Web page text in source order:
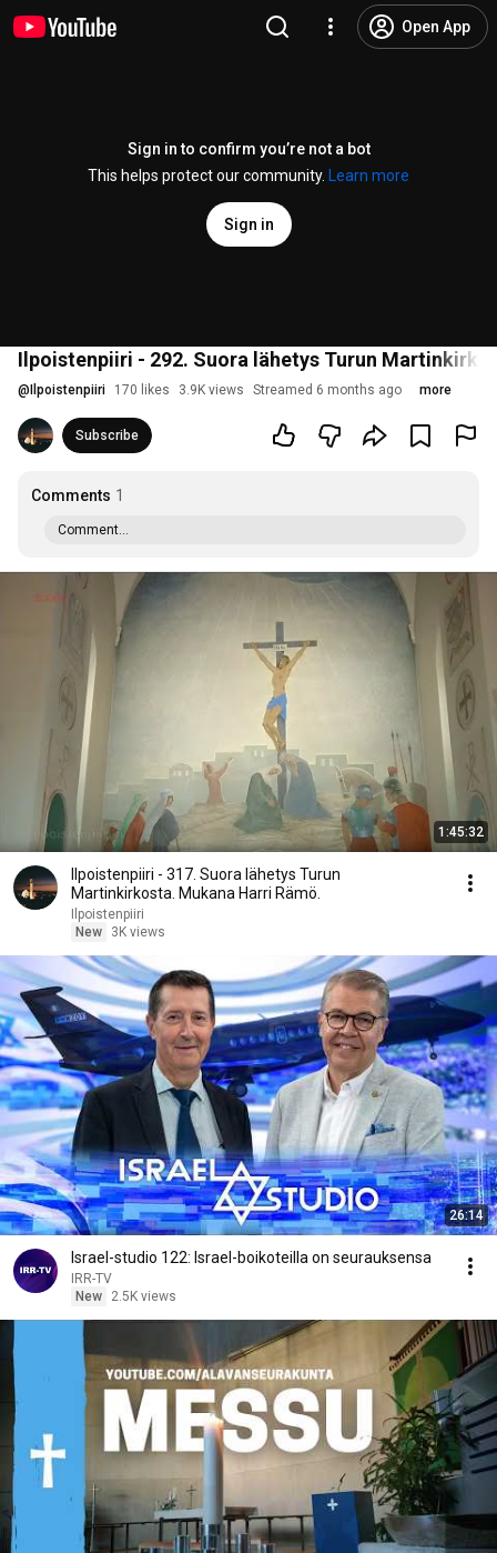
Open App
Sign in to confirm you’re not a bot
This helps protect our community.
Learn more
Sign in
Ilpoistenpiiri - 292. Suora lähetys Turun
@ Ilpoistenpiiri 170 likes 3.9K views Streamed 6 months ago more
Subscribe
Comments 1
Comment...
1:45:32
Ilpoistenpiiri - 317. Suora lähetys Turun
Martinkirkosta. Mukana Harri Rämö.
Ilpoistenpiiri
New
3K views
26:14
Israel-studio 122: Israel-boikoteilla on seurauksensa
IRR-TV
New
2.5K views